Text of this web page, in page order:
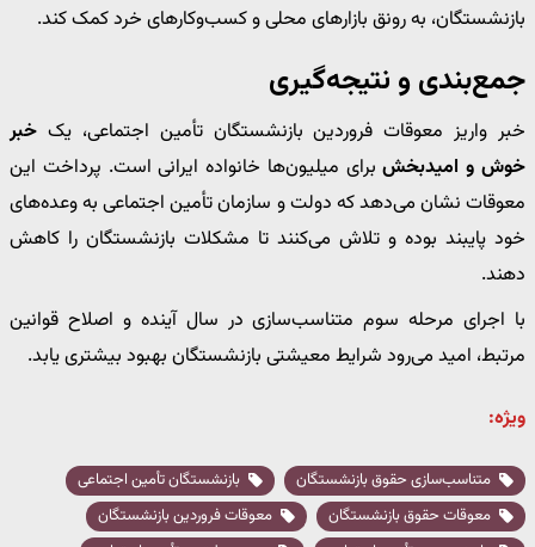
بازنشستگان، به رونق بازارهای محلی و کسب‌وکارهای خرد کمک کند.
جمع‌بندی و نتیجه‌گیری
خبر واریز معوقات فروردین بازنشستگان تأمین اجتماعی، یک خبر
خوش و امیدبخشبرای میلیون‌ها خانواده ایرانی است. پرداخت این
معوقات نشان می‌دهد که دولت و سازمان تأمین اجتماعی به وعده‌های
خود پایبند بوده و تلاش می‌کنند تا مشکلات بازنشستگان را کاهش
دهند.
با اجرای مرحله سوم متناسب‌سازی در سال آینده و اصلاح قوانین
مرتبط، امید می‌رود شرایط معیشتی بازنشستگان بهبود بیشتری یابد.
ویژه:
متناسب‌سازی حقوق بازنشستگان
بازنشستگان تأمین اجتماعی
معوقات حقوق بازنشستگان
معوقات فروردین بازنشستگان